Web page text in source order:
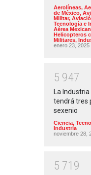
Aerolíneas,
de México,
Militar,
Tecnología e
Aérea
Helicopteros
Militares,
enero 23, 2025
5 947
La
tendrá tres
sexenio
Ciencia,
Industria
noviembre 28,
5 71 9